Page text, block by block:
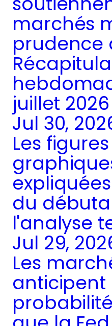
marchés
prudence
juillet 2026
Jul 30,
Les figures
du
l'analyse
Jul 29,
Les
anticipent